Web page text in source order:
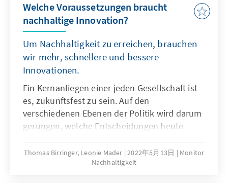
Welche Voraussetzungen braucht
nachhaltige Innovation?
Um Nachhaltigkeit zu erreichen, brauchen
wir mehr, schnellere und bessere
Innovationen.
Ein Kernanliegen einer jeden Gesellschaft ist
es, zukunftsfest zu sein. Auf den
verschiedenen Ebenen der Politik wird darum
gerungen, welche Entscheidungen heute
erhalten und gewünschte Entwicklungen
anzustoßen. Die zentrale Frage hier ist,
Thomas Birringer, Leonie Mader 2022年5月13日
Monitor
Nachhaltigkeit